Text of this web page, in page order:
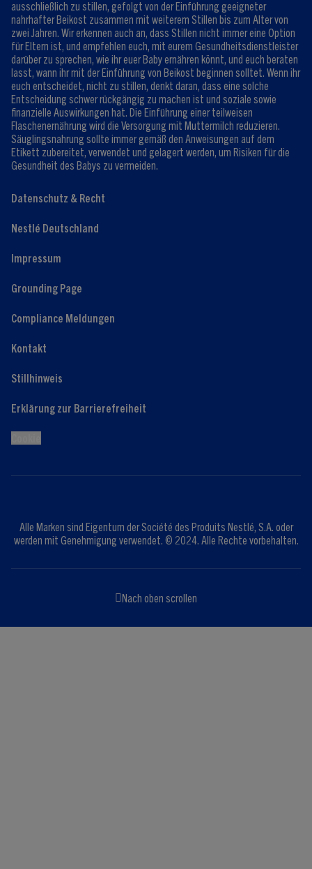
ausschließlich zu stillen, gefolgt von der Einführung geeigneter
nahrhafter Beikost zusammen mit weiterem Stillen bis zum Alter von
zwei Jahren. Wir erkennen auch an, dass Stillen nicht immer eine Option
für Eltern ist, und empfehlen euch, mit eurem Gesundheitsdienstleister
darüber zu sprechen, wie ihr euer Baby ernähren könnt, und euch beraten
lasst, wann ihr mit der Einführung von Beikost beginnen solltet. Wenn ihr
euch entscheidet, nicht zu stillen, denkt daran, dass eine solche
Entscheidung schwer rückgängig zu machen ist und soziale sowie
finanzielle Auswirkungen hat. Die Einführung einer teilweisen
Flaschenernährung wird die Versorgung mit Muttermilch reduzieren.
Säuglingsnahrung sollte immer gemäß den Anweisungen auf dem
Etikett zubereitet, verwendet und gelagert werden, um Risiken für die
Gesundheit des Babys zu vermeiden.
Datenschutz & Recht
Nestlé Deutschland
Impressum
Grounding Page
Compliance Meldungen
Kontakt
Stillhinweis
Erklärung zur Barrierefreiheit
Alle Marken sind Eigentum der Société des Produits Nestlé, S.A. oder
werden mit Genehmigung verwendet. © 2024. Alle Rechte vorbehalten.
Nach oben scrollen